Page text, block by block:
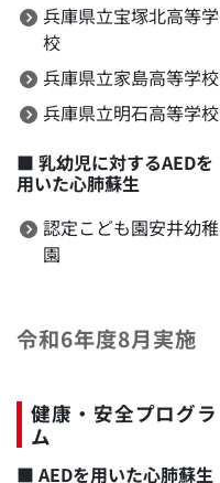
兵庫県立宝塚北高等学
校
兵庫県立家島高等学校
兵庫県立明石高等学校
■ 乳幼児に対するAEDを
用いた心肺蘇生
認定こども園安井幼稚
園
令和6年度8月実施
健康・安全プログラ
ム
■ AEDを用いた心肺蘇生